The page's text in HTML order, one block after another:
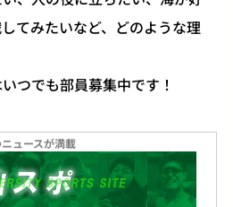
てみたいなど、どのような理
つでも部員募集中です！
ュースが満載